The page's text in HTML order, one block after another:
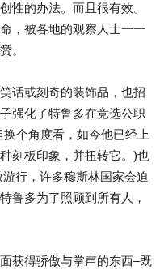
性的办法。而且很有效。
，被各地的观察人士一一
。
话或刻奇的装饰品，也招
强化了特鲁多在竞选公职
个角度看，如今他已经上
刻板印象，并扭转它。)也
行，许多穆斯林国家会迫
鲁多为了照顾到所有人，
获得骄傲与掌声的东西–既